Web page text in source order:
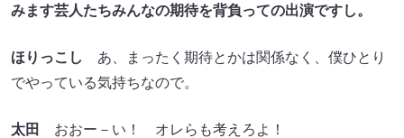
みます芸人たちみんなの期待を背負っての出演ですし。
ほりっこし
あ、まったく期待とかは関係なく、僕ひとり
でやっている気持ちなので。
太田 おおー－い！ オレらも考えろよ！